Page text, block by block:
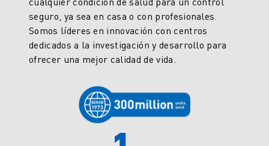
seguro, ya sea en casa o con profesionales.
Somos líderes en innovación con centros
dedicados a la investigación y desarrollo para
ofrecer una mejor calidad de vida.